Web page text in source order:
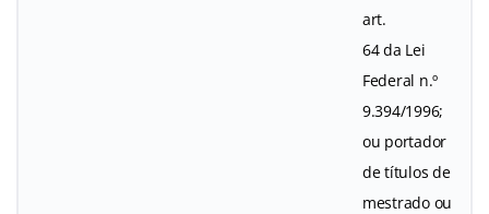
art.
64 da Lei
Federal n.º
9.394/1996;
ou portador
de títulos de
mestrado ou